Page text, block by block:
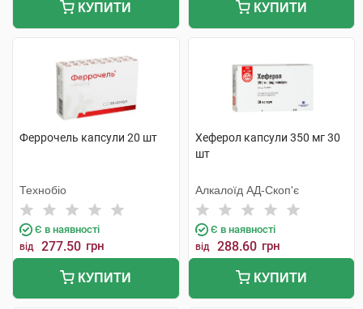
КУПИТИ КУПИТИ
Феррочель капсули 20 шт
Технобіо
Є в наявності
від 277.50 грн
КУПИТИ
Хеферол капсули 350 мг 30
шт
Алкалоїд АД-Скоп'є
Є в наявності
від 288.60 грн
КУПИТИ